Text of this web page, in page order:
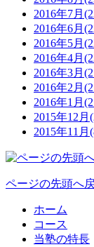
2016年7月
2016年6月
2016年5月
2016年4月
2016年3月
2016年2月
2016年1月
2015年12月
2015年11月
ページの先頭へ
ホーム
コース
当塾の特長